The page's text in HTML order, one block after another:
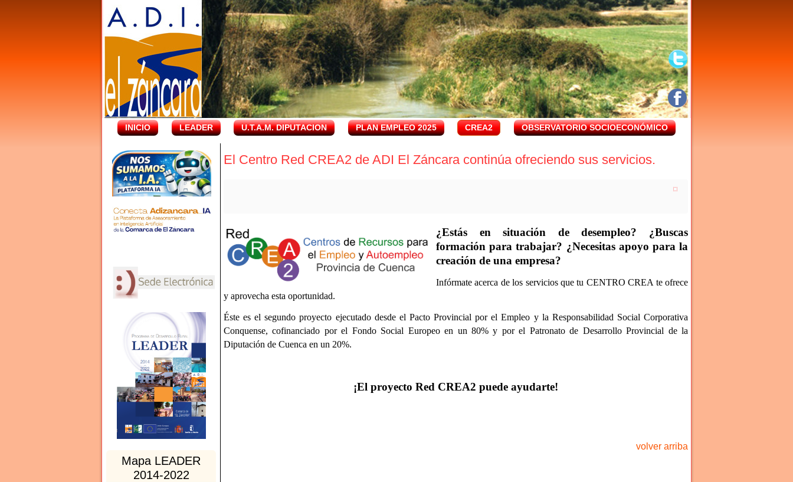
INICIO LEADER U.T.A.M. DIPUTACION PLAN EMPLEO 2025 CREA2 OBSERVATORIO SOCIOECONÓMICO
Mapa LEADER
2014-2022
El Centro Red CREA2 de ADI El Záncara continúa ofreciendo sus servicios.
¿Estás en situación de desempleo? ¿Buscas
formación para trabajar? ¿Necesitas apoyo para la
creación de una empresa?
Infórmate acerca de los servicios que tu CENTRO CREA te ofrece
y aprovecha esta oportunidad.
Éste es el segundo proyecto ejecutado desde el Pacto Provincial por el Empleo y la Responsabilidad Social Corporativa
Conquense, cofinanciado por el Fondo Social Europeo en un 80% y por el Patronato de Desarrollo Provincial de la
Diputación de Cuenca en un 20%.
¡El proyecto Red CREA2 puede ayudarte!
volver arriba